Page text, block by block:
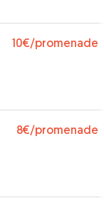
10€/promenade
8€/promenade